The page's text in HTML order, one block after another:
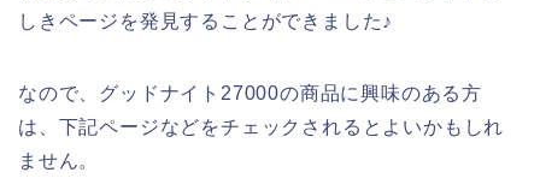
しきページを発見することができました♪
なので、グッドナイト27000の商品に興味のある方
は、下記ページなどをチェックされるとよいかもしれ
ません。